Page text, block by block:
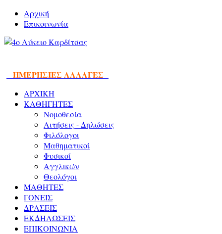
Αρχική
Επικοινωνία
ΗΜΕΡΗΣΙΕΣ ΑΛΛΑΓΕΣ
ΑΡΧΙΚΗ
ΚΑΘΗΓΗΤΕΣ
Νομοθεσία
Αιτήσεις - Δηλώσεις
Φιλόλογοι
Μαθηματικοί
Φυσικοί
Αγγλικών
Θεολόγοι
ΜΑΘΗΤΕΣ
ΓΟΝΕΙΣ
ΔΡΑΣΕΙΣ
ΕΚΔΗΛΩΣΕΙΣ
ΕΠΙΚΟΙΝΩΝΙΑ